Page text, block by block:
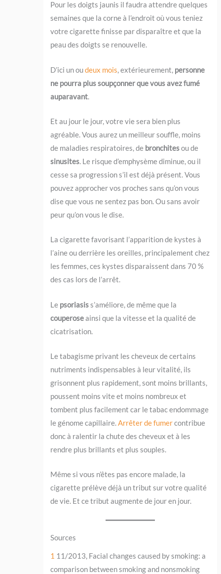
Pour les doigts jaunis il faudra attendre quelques
semaines que la corne à l’endroit où vous teniez
votre cigarette finisse par disparaître et que la
peau des doigts se renouvelle.
D’ici un oudeux mois, extérieurement, personne
ne pourra plus soupçonner que vous avez fumé
auparavant.
Et au jour le jour, votre vie sera bien plus
agréable. Vous aurez un meilleur souffle, moins
de maladies respiratoires, de bronchitesou de
sinusites. Le risque d’emphysème diminue, ou il
cesse sa progression s’il est déjà présent. Vous
pouvez approcher vos proches sans qu’on vous
dise que vous ne sentez pas bon. Ou sans avoir
peur qu’on vous le dise.
La cigarette favorisant l’apparition de kystes à
l’aine ou derrière les oreilles, principalement chez
les femmes, ces kystes disparaissent dans 70 %
des cas lors de l’arrêt.
Le psoriasiss’améliore, de même que la
couperoseainsi que la vitesse et la qualité de
cicatrisation.
Le tabagisme privant les cheveux de certains
nutriments indispensables à leur vitalité, ils
grisonnent plus rapidement, sont moins brillants,
poussent moins vite et moins nombreux et
tombent plus facilement car le tabac endommage
le génome capillaire.Arrêter de fumercontribue
donc à ralentir la chute des cheveux et à les
rendre plus brillants et plus souples.
Même si vous n’êtes pas encore malade, la
cigarette prélève déjà un tribut sur votre qualité
de vie. Et ce tribut augmente de jour en jour.
Sources
1 11/2013, Facial changes caused by smoking: a
comparison between smoking and nonsmoking